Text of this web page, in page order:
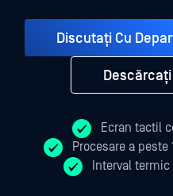
Discutați Cu
Ecran tactil
Procesare a
Interval